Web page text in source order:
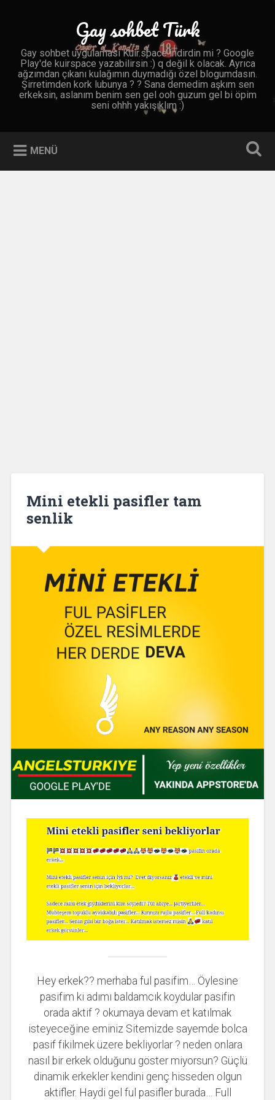
Gay sohbet Türk
Gay sohbet uygulaması Kuir.space indirdin mi ? Google
Play'de kuirspace yazabilirsin :) q değil k olacak. Ayrıca
ağzımdan çıkanı kulağımın duymadığı özel blogumdasın.
Şirretimden kork lubunya ? ? Sana demedim aşkım sen
erkeksin, aslanım benim sen gel ooh guzum gel bi öpim
seni ohhh yakışıklım :)
MENÜ
Mini etekli pasifler tam
senlik
Hey erkek?? merhaba ful pasifim… Öylesine
pasifim ki adımı baldamcık koydular pasifin
orada aktif ? okumaya devam et katılmak
isteyeceğine eminiz Sitemizde sayemde bolca
pasif fikilmek üzere bekliyorlar ? neden onlara
nasıl bir erkek olduğunu göster miyorsun? Güçlü
dinamik erkekler kendini genç hisseden olgun
aktifler. Haydi gel ful pasifler burada… Full